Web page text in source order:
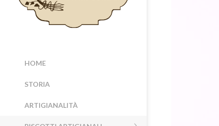
HOME
STORIA
ARTIGIANALITÀ